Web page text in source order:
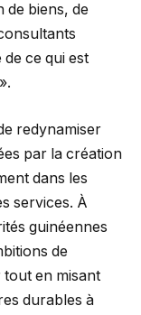
de biens, de
ce qui est
redynamiser
par la création
dans les
services. À
guinéennes
de
en misant
durables à